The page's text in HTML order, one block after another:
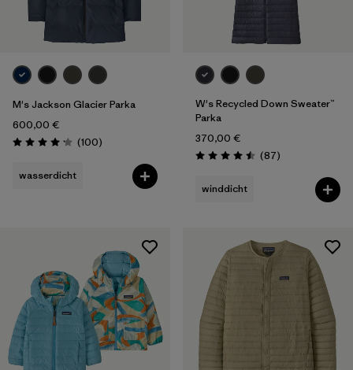
Filter by
Produktfamilie
Filter by
Kinder
M's Jackson Glacier Parka
600,00 €
Bewertung: 4.1 / 5
(100Rezensionen
)
wasserdicht
W's Recycled Down Sweater™
Parka
370,00 €
Bewertung: 4.5 / 5
(87Rezensionen
)
winddicht